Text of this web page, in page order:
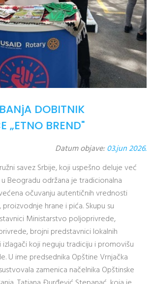
DOBITNIK
„ETNO BREND"
Datum objave:03.jun 2026.
savez Srbije, koji uspešno deluje već
u Beogradu održana je tradicionalna
očuvanju autentičnih vrednosti
hrane i pića. Skupu su
Ministarstvo poljoprivrede,
brojni predstavnici lokalnih
izlagači koji neguju tradiciju i promovišu
U ime predsednika Opštine Vrnjačka
zamenica načelnika Opštinske